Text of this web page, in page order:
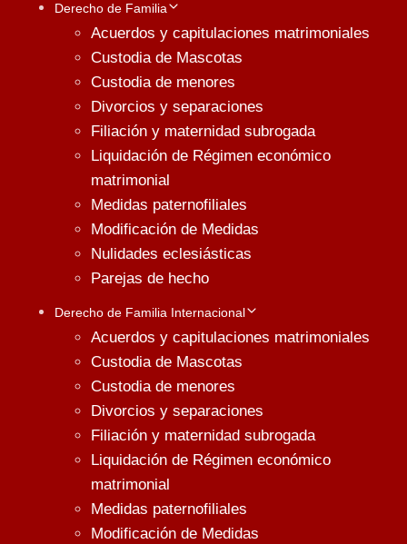
Derecho de Familia
Acuerdos y capitulaciones matrimoniales
Custodia de Mascotas
Custodia de menores
Divorcios y separaciones
Filiación y maternidad subrogada
Liquidación de Régimen económico
matrimonial
Medidas paternofiliales
Modificación de Medidas
Nulidades eclesiásticas
Parejas de hecho
Derecho de Familia Internacional
Acuerdos y capitulaciones matrimoniales
Custodia de Mascotas
Custodia de menores
Divorcios y separaciones
Filiación y maternidad subrogada
Liquidación de Régimen económico
matrimonial
Medidas paternofiliales
Modificación de Medidas